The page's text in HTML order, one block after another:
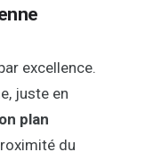
excellence.
juste en
plan
du